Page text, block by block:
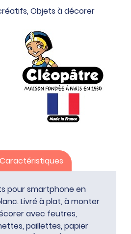
, Objets à décorer
Caractéristiques
pour smartphone en
Livré à plat, à monter
avec feutres,
paillettes, papier